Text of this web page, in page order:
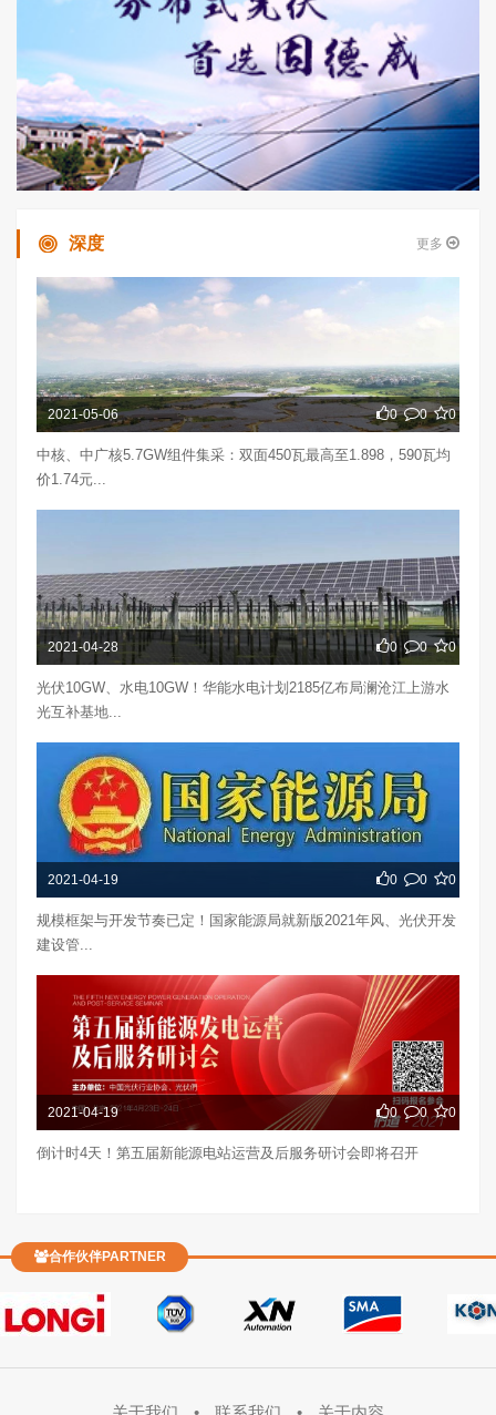
深度 更多
2021-05-06 0 0 0
中核、中广核5.7GW组件集采：双面450瓦最高至1.898，590瓦均
价1.74元...
2021-04-28 0 0 0
光伏10GW、水电10GW！华能水电计划2185亿布局澜沧江上游水
光互补基地...
2021-04-19 0 0 0
规模框架与开发节奏已定！国家能源局就新版2021年风、光伏开发
建设管...
2021-04-19 0 0 0
倒计时4天！第五届新能源电站运营及后服务研讨会即将召开
合作伙伴PARTNER